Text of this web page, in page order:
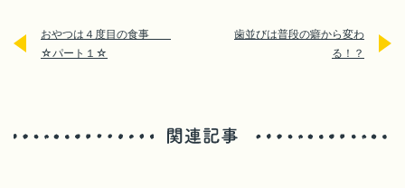
おやつは４度目の食事
☆パート１☆
歯並びは普段の癖から変わ
る！？